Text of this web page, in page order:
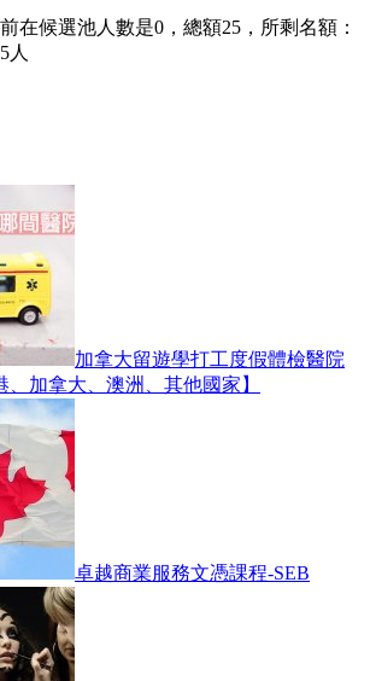
在候選池人數是0，總額25，所剩名額：
人
加拿大留遊學打工度假體檢醫院
、加拿大、澳洲、其他國家】
卓越商業服務文憑課程-SEB